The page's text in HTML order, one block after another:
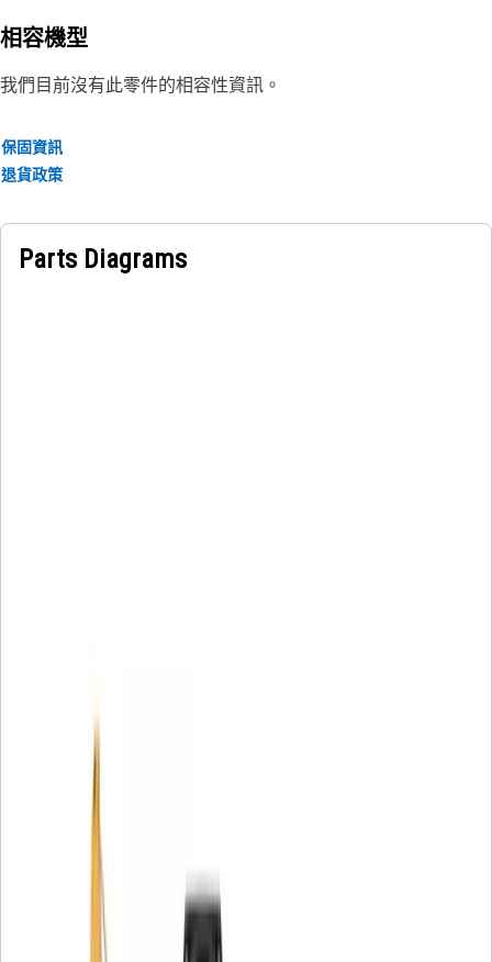
相容機型
我們目前沒有此零件的相容性資訊。
保固資訊
退貨政策
Parts Diagrams